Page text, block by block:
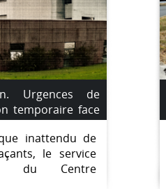
Urgences de
temporaire face
médecins
inattendu de
le service
du Centre